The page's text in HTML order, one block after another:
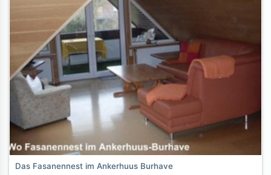
Das Fasanennest im Ankerhuus Burhave